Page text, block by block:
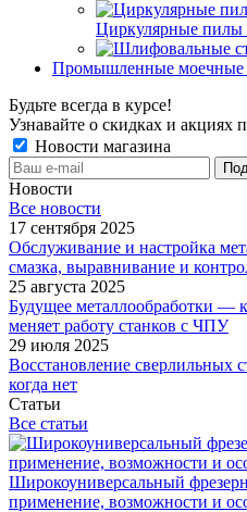
Циркулярные пилы
Промышленные
Будьте всегда в курсе!
Узнавайте о скидках и акциях
Новости магазина
Новости
Все новости
17 сентября 2025
Обслуживание и настройка
смазка, выравнивание и
25 августа 2025
Будущее металлообработки —
меняет работу станков с ЧПУ
29 июля 2025
Восстановление сверлильных
когда нет
Статьи
Все статьи
Широкоуниверсальный
применение, возможности и